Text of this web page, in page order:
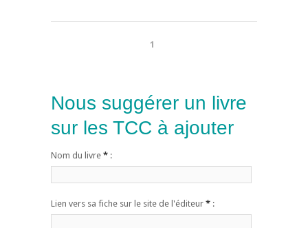
1
Nous suggérer un livre
sur les TCC à ajouter
Nom du livre * :
Lien vers sa fiche sur le site de l'éditeur * :